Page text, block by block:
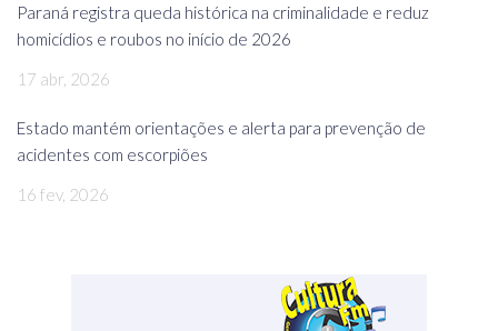
Paraná registra queda histórica na criminalidade e reduz
homicídios e roubos no início de 2026
17 abr, 2026
Estado mantém orientações e alerta para prevenção de
acidentes com escorpiões
16 fev, 2026